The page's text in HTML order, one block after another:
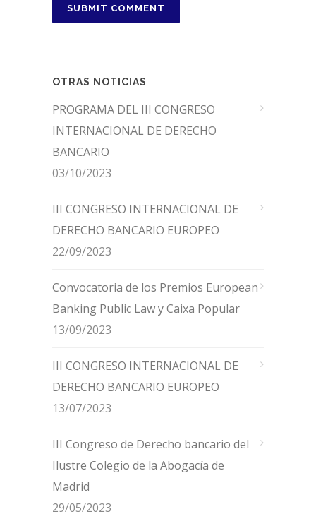
OTRAS NOTICIAS
PROGRAMA DEL III CONGRESO
INTERNACIONAL DE DERECHO
BANCARIO
03/10/2023
III CONGRESO INTERNACIONAL DE
DERECHO BANCARIO EUROPEO
22/09/2023
Convocatoria de los Premios European
Banking Public Law y Caixa Popular
13/09/2023
III CONGRESO INTERNACIONAL DE
DERECHO BANCARIO EUROPEO
13/07/2023
III Congreso de Derecho bancario del
Ilustre Colegio de la Abogacía de
Madrid
29/05/2023